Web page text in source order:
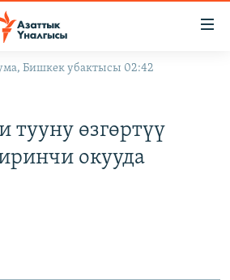
Бишкек убактысы 02:42
өзгөртүү
окууда